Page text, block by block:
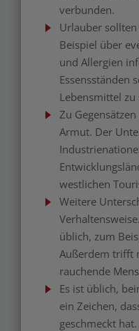
verbunden.
Urlauber
Beispiel über
und Allergien
Essensständen
Lebensmittel zu
Zu
Armut. Der
westlichen
Weitere
üblich, zum
Außerdem trifft
rauchende
Es ist üblich,
ein Zeichen,
geschmeckt hat.